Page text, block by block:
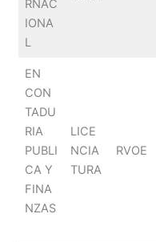
RNAC
IONA
L
EN
CON
TADU
RIA
PUBLI
CA Y
FINA
NZAS
LICE
NCIA
TURA
RVOE